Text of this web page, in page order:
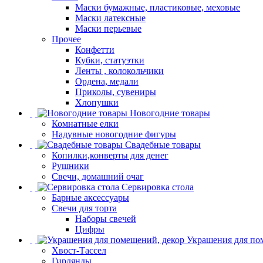
Маски бумажные, пластиковые, меховые
Маски латексные
Маски перьевые
Прочее
Конфетти
Кубки, статуэтки
Ленты , колокольчики
Ордена, медали
Приколы, сувениры
Хлопушки
Новогодние товары
Комнатные елки
Надувные новогодние фигуры
Свадебные товары
Копилки,конверты для денег
Рушники
Свечи, домашний очаг
Сервировка стола
Барные аксессуары
Свечи для торта
Наборы свечей
Цифры
Украшения для
Хвост-Тассел
Гирлянды